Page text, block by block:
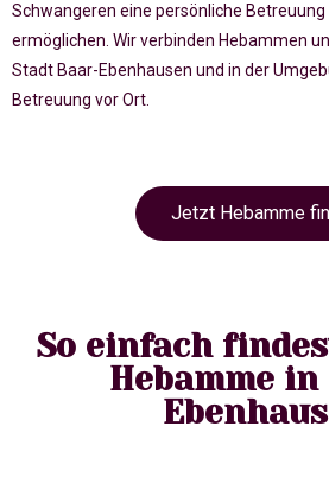
Schwangeren eine persönliche
ermöglichen. Wir verbinden Hebammen
Stadt Baar-Ebenhausen und in der
Betreuung vor Ort.
Jetzt Hebamme
So einfach
Hebamme